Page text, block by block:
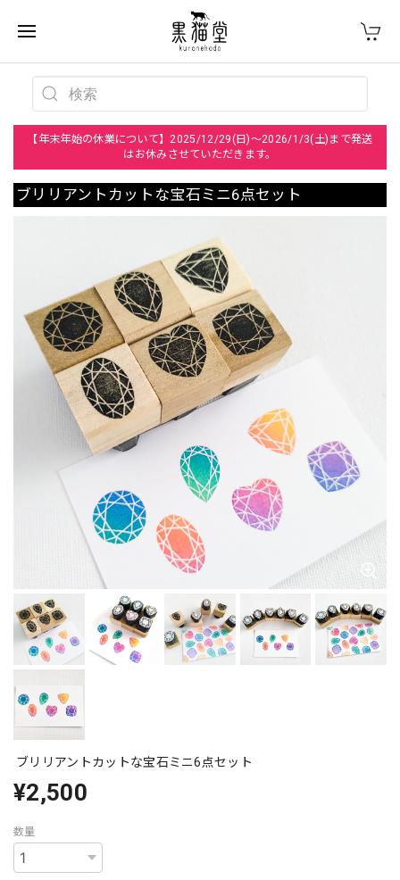
【年末年始の休業について】2025/12/29(日)～2026/1/3(土)まで発送
はお休みさせていただきます。
ブリリアントカットな宝石ミニ6点セット
ブリリアントカットな宝石ミニ6点セット
¥2,500
数量